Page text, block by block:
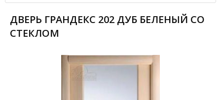
ДВЕРЬ ГРАНДЕКС 202 ДУБ БЕЛЕНЫЙ СО
СТЕКЛОМ